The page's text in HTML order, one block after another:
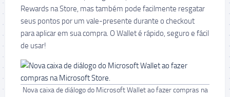
Rewards na Store, mas também pode facilmente resgatar
seus pontos por um vale-presente durante o checkout
para aplicar em sua compra. O Wallet é rápido, seguro e fácil
de usar!
Nova caixa de diálogo do Microsoft Wallet ao fazer compras na